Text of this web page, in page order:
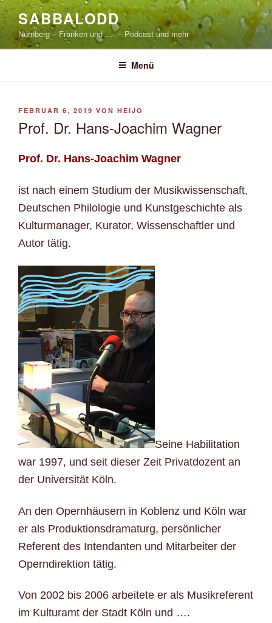
Zum
Inhalt
springen
SABBALODD
Nürnberg – Franken und …. – Podcast und mehr
Menü
VERÖFFENTLICHT
FEBRUAR 6, 2019 VON HEIJO
Prof. Dr. Hans-Joachim Wagner
Prof. Dr. Hans-Joachim Wagner
ist nach einem Studium der Musikwissenschaft,
Deutschen Philologie und Kunstgeschichte als
Kulturmanager, Kurator, Wissenschaftler und
Autor tätig.
Seine Habilitation
war 1997, und seit dieser Zeit Privatdozent an
der Universität Köln.
An den Opernhäusern in Koblenz und Köln war
er als Produktionsdramaturg, persönlicher
Referent des Intendanten und Mitarbeiter der
Operndirektion tätig.
Von 2002 bis 2006 arbeitete er als Musikreferent
im Kulturamt der Stadt Köln und ….